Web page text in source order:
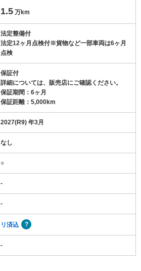
1.5 万km
法定整備付
法定12ヶ月点検付※貨物など一部車両は6ヶ月
点検
保証付
詳細については、販売店にご確認ください。
保証期間：6ヶ月
保証距離：5,000km
2027(R9) 年3月
なし
○
-
-
リ済込
-